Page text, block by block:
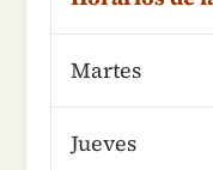
Martes
Jueves